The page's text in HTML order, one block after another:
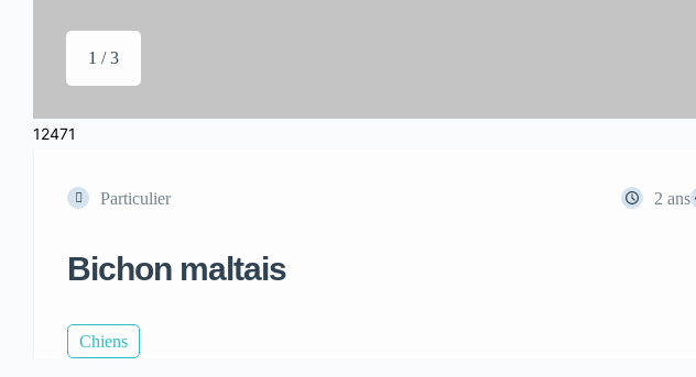
1 / 3
12471
Particulier 2 ans
Bichon maltais
Chiens